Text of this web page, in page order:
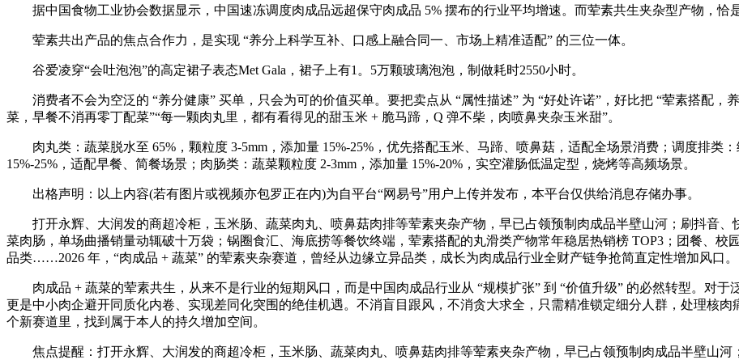
据中国食物工业协会数据显示，中国速冻调度肉成品远超保守肉成品 5% 摆布的行业平均增速。而荤素共生夹杂型产物，恰
荤素共出产品的焦点合作力，是实现 “养分上科学互补、口感上融合同一、市场上精准适配” 的三位一体。
谷爱凌穿“会吐泡泡”的高定裙子表态Met Gala，裙子上有1。5万颗玻璃泡泡，制做耗时2550小时。
消费者不会为空泛的 “养分健康” 买单，只会为可的价值买单。要把卖点从 “属性描述” 为 “好处许诺”，好比把 “荤素搭配，
菜，早餐不消再零丁配菜”“每一颗肉丸里，都有看得见的甜玉米 + 脆马蹄，Q 弹不柴，肉喷鼻夹杂玉米甜”。
肉丸类：蔬菜脱水至 65%，颗粒度 3-5mm，添加量 15%-25%，优先搭配玉米、马蹄、喷鼻菇，适配全场景消费；调度排类
15%-25%，适配早餐、简餐场景；肉肠类：蔬菜颗粒度 2-3mm，添加量 15%-20%，实空灌肠低温定型，烧烤等高频场景。
出格声明：以上内容(若有图片或视频亦包罗正在内)为自平台“网易号”用户上传并发布，本平台仅供给消息存储办事。
打开永辉、大润发的商超冷柜，玉米肠、蔬菜肉丸、喷鼻菇肉排等荤素夹杂产物，早已占领预制肉成品半壁山河；刷抖音、
菜肉肠，单场曲播销量动辄破十万袋；锅圈食汇、海底捞等餐饮终端，荤素搭配的丸滑类产物常年稳居热销榜 TOP3；团餐、
品类……2026 年，“肉成品 + 蔬菜” 的荤素夹杂赛道，曾经从边缘立异品类，成长为肉成品行业全财产链争抢简直定性增加风口。
肉成品 + 蔬菜的荤素共生，从来不是行业的短期风口，而是中国肉成品行业从 “规模扩张” 到 “价值升级” 的必然转型。对于
更是中小肉企避开同质化内卷、实现差同化突围的绝佳机遇。不消盲目跟风，不消贪大求全，只需精准锁定细分人群，处理核
个新赛道里，找到属于本人的持久增加空间。
焦点提醒：打开永辉、大润发的商超冷柜，玉米肠、蔬菜肉丸、喷鼻菇肉排等荤素夹杂产物，早已占领预制肉成品半壁山河